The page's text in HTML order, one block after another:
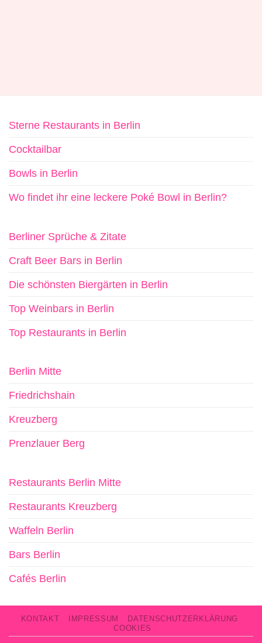
Sterne Restaurants in Berlin
Cocktailbar
Bowls in Berlin
Wo findet ihr eine leckere Poké Bowl in Berlin?
Berliner Sprüche & Zitate
Craft Beer Bars in Berlin
Die schönsten Biergärten in Berlin
Top Weinbars in Berlin
Top Restaurants in Berlin
Berlin Mitte
Friedrichshain
Kreuzberg
Prenzlauer Berg
Restaurants Berlin Mitte
Restaurants Kreuzberg
Waffeln Berlin
Bars Berlin
Cafés Berlin
KONTAKT IMPRESSUM
DATENSCHUTZERKLÄRUNG
COOKIES